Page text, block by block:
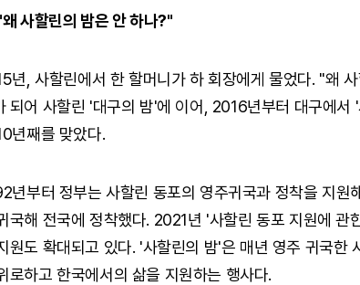
사할린의 밤은 안 하나?"
년, 사할린에서 한 할머니가 하 회장에게 물었다. "왜
되어 사할린 '대구의 밤'에 이어, 2016년부터 대구에서
년째를 맞았다.
년부터 정부는 사할린 동포의 영주귀국과 정착을 지
국해 전국에 정착했다. 2021년 '사할린 동포 지원에 관
원도 확대되고 있다. '사할린의 밤'은 매년 영주 귀국한
로하고 한국에서의 삶을 지원하는 행사다.